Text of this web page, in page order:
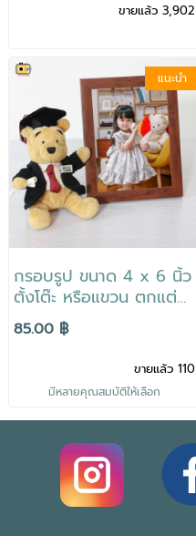
ขายแล้ว 3,902
แนะนำ
กรอบรูป ขนาด 4 x 6 นิ้ว
ตั้งโต๊ะ หรือแขวน ตกแต่ง
บ้าน ขอบหนา 2ซม. สไตล์
มินิมอล ของขวัญ
85.00 ฿
ขายแล้ว 110
มีหลายคุณสมบัติให้เลือก